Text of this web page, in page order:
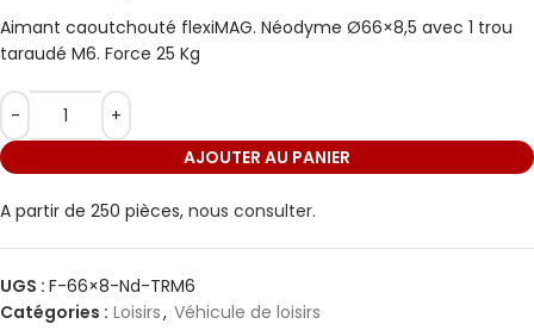
Aimant caoutchouté flexiMAG. Néodyme Ø66×8,5 avec 1 trou
taraudé M6. Force 25 Kg
AJOUTER AU PANIER
A partir de 250 pièces, nous consulter.
UGS : F-66×8-Nd-TRM6
Catégories : Loisirs, Véhicule de loisirs